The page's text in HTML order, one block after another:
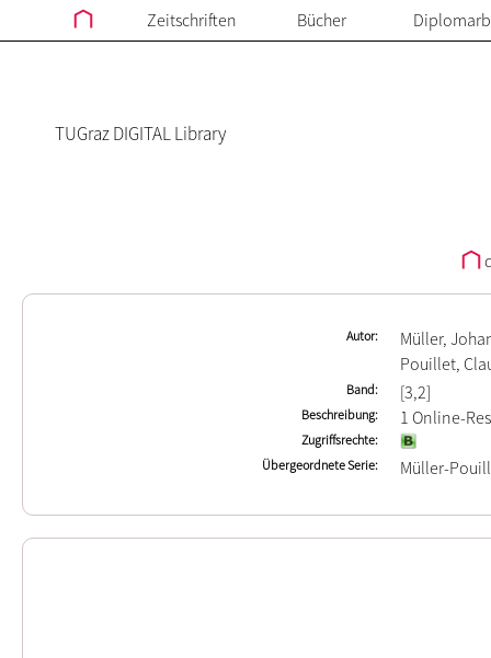
Zeitschriften Bücher
TUGraz DIGITAL Library
Autor
Müller,
Pouillet,
Band [3,2]
Beschreibung 1 Online-
Zugriffsrechte
Übergeordnete Serie
Müller-